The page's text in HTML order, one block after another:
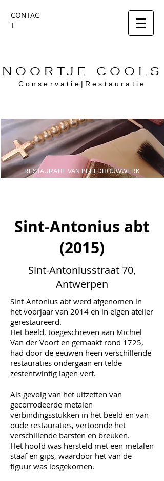
CONTAC
T
NOORTJE COOLS
Conservatie|Restauratie
RESTAURATIE VAN BEELDHOUWWERK
Sint-Antonius abt
(2015)
Sint-Antoniusstraat 70,
Antwerpen
Sint-Antonius abt werd afgenomen in
het voorjaar van 2014 en in eigen atelier
gerestaureerd.
Het beeld, toegeschreven aan Michiel
Van der Voort en gemaakt rond 1725,
had door de eeuwen heen verschillende
restauraties ondergaan en telde
zestentwintig lagen verf.
Als gevolg van het uitzetten van
gecorrodeerde metalen
verbindingsstukken in het beeld en van
oude restauraties, vertoonde het
verschillende barsten en breuken.
Het hoofd was hersteld met een metalen
staaf en gips, waardoor het van de
figuur was losgekomen.